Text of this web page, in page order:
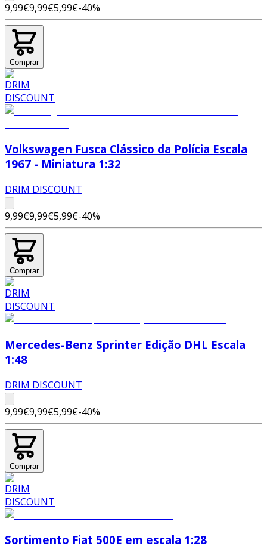
9,99€9,99€5,99€-40%
Comprar
Volkswagen Fusca Clássico da Polícia Escala
1967 - Miniatura 1:32
DRIM DISCOUNT
9,99€9,99€5,99€-40%
Comprar
Mercedes-Benz Sprinter Edição DHL Escala
1:48
DRIM DISCOUNT
9,99€9,99€5,99€-40%
Comprar
Sortimento Fiat 500E em escala 1:28